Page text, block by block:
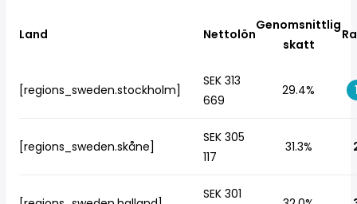
Land Nettolön
Genomsnittlig
skatt
[regions_sweden.stockholm]
SEK 313
669
29.4%
[regions_sweden.skåne]
SEK 305
117
31.3%
SEK 301